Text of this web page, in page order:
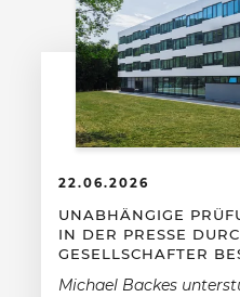
22.06.2026
UNABHÄNGIGE
IN DER PRESSE
GESELLSCHAFTER
Michael Backes